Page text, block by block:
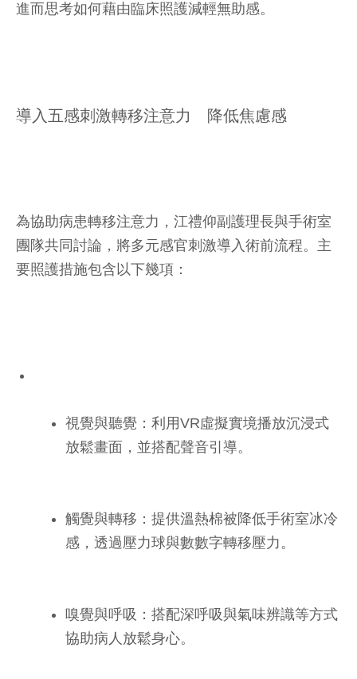
進而思考如何藉由臨床照護減輕無助感。
導入五感刺激轉移注意力 降低焦慮感
為協助病患轉移注意力，江禮仰副護理長與手術室
團隊共同討論，將多元感官刺激導入術前流程。主
要照護措施包含以下幾項：
視覺與聽覺：利用VR虛擬實境播放沉浸式
放鬆畫面，並搭配聲音引導。
觸覺與轉移：提供溫熱棉被降低手術室冰冷
感，透過壓力球與數數字轉移壓力。
嗅覺與呼吸：搭配深呼吸與氣味辨識等方式
協助病人放鬆身心。